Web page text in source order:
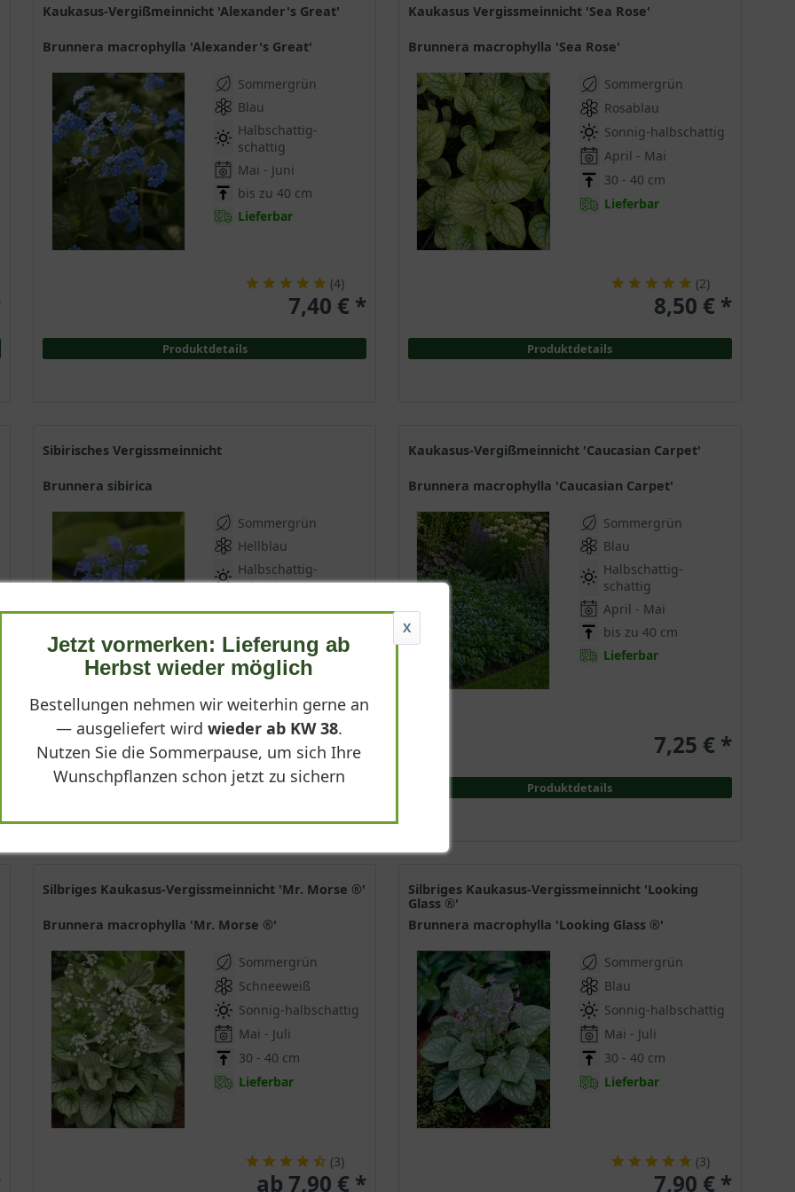
Kaukasus Vergissmeinnicht 'Sea Rose'
Brunnera macrophylla 'Sea Rose'
Sommergrün
Rosablau
Sonnig-halbschattig
April - Mai
30 - 40 cm
Lieferbar
(2)
8,50 € *
Produktdetails
Kaukasus-Vergißmeinnicht 'Alexander's Great'
Brunnera macrophylla 'Alexander's Great'
Sommergrün
Blau
Halbschattig-
schattig
Mai - Juni
bis zu 40 cm
Lieferbar
(4)
7,40 € *
Produktdetails
Kaukasus-Vergißmeinnicht 'Caucasian Carpet'
Brunnera macrophylla 'Caucasian Carpet'
Sommergrün
Blau
Halbschattig-
schattig
April - Mai
bis zu 40 cm
Lieferbar
7,25 € *
Produktdetails
Sibirisches Vergissmeinnicht
Brunnera sibirica
Sommergrün
Hellblau
Halbschattig-
schattig
April - Mai
Lieferbar
(1
6,40 € *
Produktdetails
Silbriges Kaukasus-Vergissmeinnicht 'Looking
Glass ®'
Brunnera macrophylla 'Looking Glass ®'
Sommergrün
Blau
Sonnig-halbschattig
Mai - Juli
30 - 40 cm
Lieferbar
(3)
7,90 € *
Silbriges Kaukasus-Vergissmeinnicht 'Mr. Morse ®'
Brunnera macrophylla 'Mr. Morse ®'
Sommergrün
Schneeweiß
Sonnig-halbschattig
Mai - Juli
30 - 40 cm
Lieferbar
(3)
ab 7,90 € *
X
Jetzt vormerken: Lieferung ab
Herbst wieder möglich
Bestellungen nehmen wir weiterhin gerne an
— ausgeliefert wird wieder ab KW 38.
Nutzen Sie die Sommerpause, um sich Ihre
Wunschpflanzen schon jetzt zu sichern